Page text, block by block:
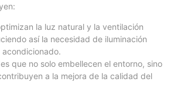
la luz natural y la ventilación
así la necesidad de iluminación
que no solo embellecen el entorno, sino
a la mejora de la calidad del